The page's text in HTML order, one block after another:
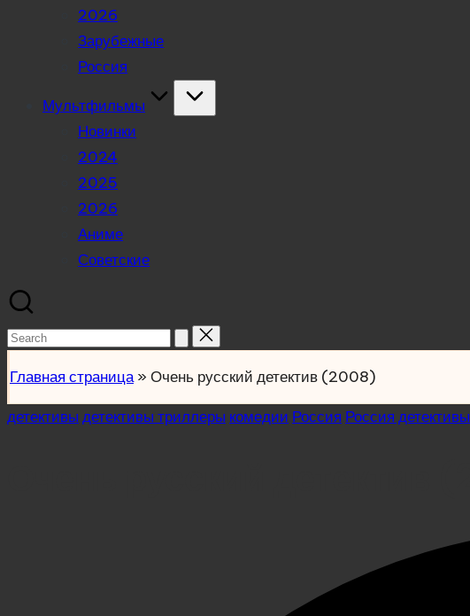
2026
Зарубежные
Россия
Мультфильмы
Новинки
2024
2025
2026
Аниме
Советские
Search
Главная страница» Очень русский детектив (2008)
Posted
детективы детективы триллеры комедии Россия Россия детективы